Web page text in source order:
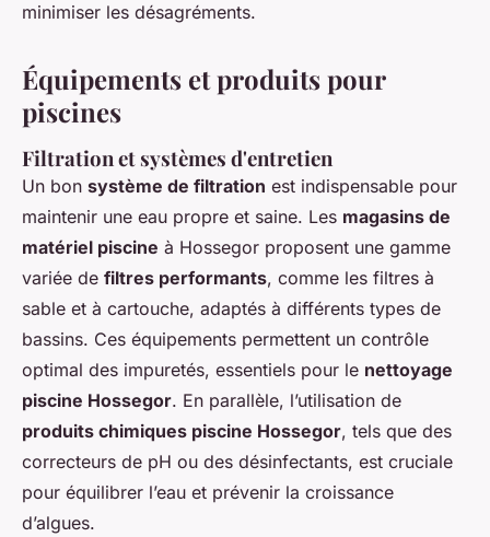
minimiser les désagréments.
Équipements et produits pour
piscines
Filtration et systèmes d'entretien
Un bon système de filtration est indispensable pour
maintenir une eau propre et saine. Les magasins de
matériel piscine à Hossegor proposent une gamme
variée de filtres performants, comme les filtres à
sable et à cartouche, adaptés à différents types de
bassins. Ces équipements permettent un contrôle
optimal des impuretés, essentiels pour le nettoyage
piscine Hossegor. En parallèle, l’utilisation de
produits chimiques piscine Hossegor, tels que des
correcteurs de pH ou des désinfectants, est cruciale
pour équilibrer l’eau et prévenir la croissance
d’algues.